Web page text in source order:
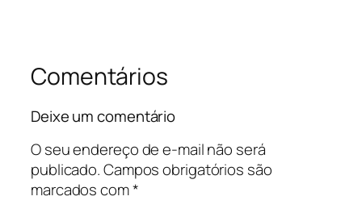
Comentários
Deixe um comentário
O seu endereço de e-mail não será
publicado.Campos obrigatórios são
marcados com*